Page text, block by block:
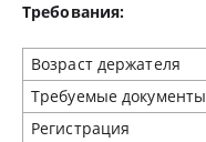
Требования:
Возраст держателя
Требуемые документы
Регистрация